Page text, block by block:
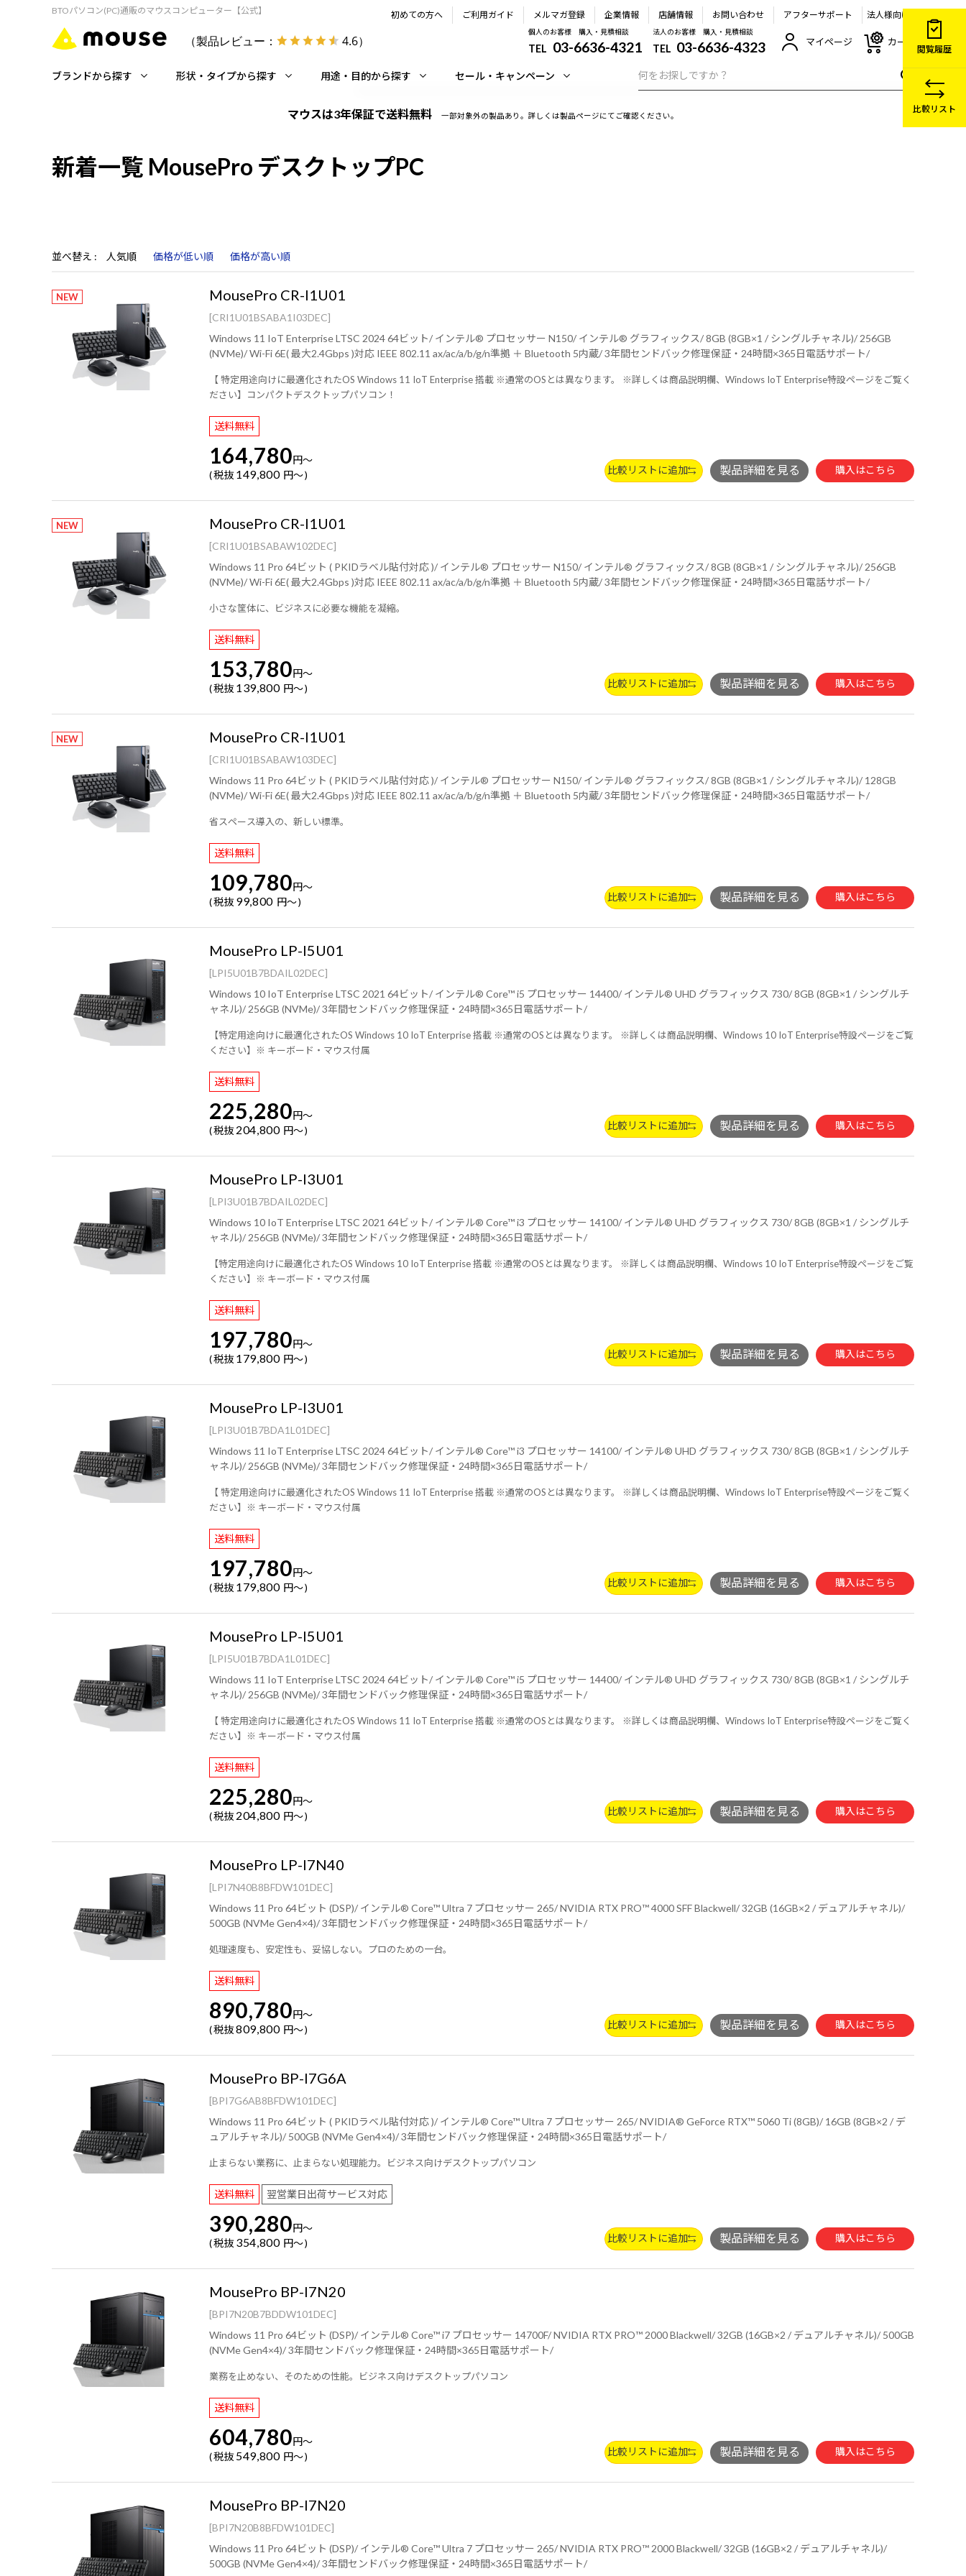
BTOパソコン(PC)通販のマウスコンピューター【公式】
（製品レビュー： 4.6）
初めての方へ ご利用ガイド メルマガ登録 企業情報 店舗情報 お問い合わせ アフターサポート 法人様向け
個人のお客様 購入・見積相談
TEL 03-6636-4321
法人のお客様 購入・見積相談
TEL 03-6636-4323 マイページ カート
ブランドから探す 形状・タイプから探す 用途・目的から探す セール・キャンペーン
マウスは3年保証で送料無料 一部対象外の製品あり。詳しくは製品ページにてご確認ください。
新着一覧 MousePro デスクトップPC
並べ替え 人気順 価格が低い順 価格が高い順
NEW MousePro CR-I1U01
[CRI1U01BSABA1I03DEC]
Windows 11 IoT Enterprise LTSC 2024 64ビット/ インテル® プロセッサー N150/ インテル® グラフィックス/ 8GB (8GB×1 / シングルチャネル)/ 256GB
(NVMe)/ Wi-Fi 6E( 最大2.4Gbps )対応 IEEE 802.11 ax/ac/a/b/g/n準拠 ＋ Bluetooth 5内蔵/ 3年間センドバック修理保証・24時間×365日電話サポート/
【 特定用途向けに最適化されたOS Windows 11 IoT Enterprise 搭載 ※通常のOSとは異なります。 ※詳しくは商品説明欄、Windows IoT Enterprise特設ページをご覧く
ださい】コンパクトデスクトップパソコン！
送料無料
164,780円～
税抜 149,800 円～ 比較リストに追加 購入はこちら
NEW MousePro CR-I1U01
[CRI1U01BSABAW102DEC]
Windows 11 Pro 64ビット ( PKIDラベル貼付対応 )/ インテル® プロセッサー N150/ インテル® グラフィックス/ 8GB (8GB×1 / シングルチャネル)/ 256GB
(NVMe)/ Wi-Fi 6E( 最大2.4Gbps )対応 IEEE 802.11 ax/ac/a/b/g/n準拠 ＋ Bluetooth 5内蔵/ 3年間センドバック修理保証・24時間×365日電話サポート/
小さな筐体に、ビジネスに必要な機能を凝縮。
送料無料
153,780円～
税抜 139,800 円～ 比較リストに追加 購入はこちら
NEW MousePro CR-I1U01
[CRI1U01BSABAW103DEC]
Windows 11 Pro 64ビット ( PKIDラベル貼付対応 )/ インテル® プロセッサー N150/ インテル® グラフィックス/ 8GB (8GB×1 / シングルチャネル)/ 128GB
(NVMe)/ Wi-Fi 6E( 最大2.4Gbps )対応 IEEE 802.11 ax/ac/a/b/g/n準拠 ＋ Bluetooth 5内蔵/ 3年間センドバック修理保証・24時間×365日電話サポート/
省スペース導入の、新しい標準。
送料無料
109,780円～
税抜 99,800 円～ 比較リストに追加 購入はこちら
MousePro LP-I5U01
[LPI5U01B7BDAIL02DEC]
Windows 10 IoT Enterprise LTSC 2021 64ビット/ インテル® Core™ i5 プロセッサー 14400/ インテル® UHD グラフィックス 730/ 8GB (8GB×1 / シングルチ
ャネル)/ 256GB (NVMe)/ 3年間センドバック修理保証・24時間×365日電話サポート/
【特定用途向けに最適化されたOS Windows 10 IoT Enterprise 搭載 ※通常のOSとは異なります。 ※詳しくは商品説明欄、Windows 10 IoT Enterprise特設ページをご覧
ください】※ キーボード・マウス付属
送料無料
225,280円～
税抜 204,800 円～ 比較リストに追加 購入はこちら
MousePro LP-I3U01
[LPI3U01B7BDAIL02DEC]
Windows 10 IoT Enterprise LTSC 2021 64ビット/ インテル® Core™ i3 プロセッサー 14100/ インテル® UHD グラフィックス 730/ 8GB (8GB×1 / シングルチ
ャネル)/ 256GB (NVMe)/ 3年間センドバック修理保証・24時間×365日電話サポート/
【特定用途向けに最適化されたOS Windows 10 IoT Enterprise 搭載 ※通常のOSとは異なります。 ※詳しくは商品説明欄、Windows 10 IoT Enterprise特設ページをご覧
ください】※ キーボード・マウス付属
送料無料
197,780円～
税抜 179,800 円～ 比較リストに追加 購入はこちら
MousePro LP-I3U01
[LPI3U01B7BDA1L01DEC]
Windows 11 IoT Enterprise LTSC 2024 64ビット/ インテル® Core™ i3 プロセッサー 14100/ インテル® UHD グラフィックス 730/ 8GB (8GB×1 / シングルチ
ャネル)/ 256GB (NVMe)/ 3年間センドバック修理保証・24時間×365日電話サポート/
【 特定用途向けに最適化されたOS Windows 11 IoT Enterprise 搭載 ※通常のOSとは異なります。 ※詳しくは商品説明欄、Windows IoT Enterprise特設ページをご覧く
ださい】※ キーボード・マウス付属
送料無料
197,780円～
税抜 179,800 円～ 比較リストに追加 購入はこちら
MousePro LP-I5U01
[LPI5U01B7BDA1L01DEC]
Windows 11 IoT Enterprise LTSC 2024 64ビット/ インテル® Core™ i5 プロセッサー 14400/ インテル® UHD グラフィックス 730/ 8GB (8GB×1 / シングルチ
ャネル)/ 256GB (NVMe)/ 3年間センドバック修理保証・24時間×365日電話サポート/
【 特定用途向けに最適化されたOS Windows 11 IoT Enterprise 搭載 ※通常のOSとは異なります。 ※詳しくは商品説明欄、Windows IoT Enterprise特設ページをご覧く
ださい】※ キーボード・マウス付属
送料無料
225,280円～
税抜 204,800 円～ 比較リストに追加 購入はこちら
MousePro LP-I7N40
[LPI7N40B8BFDW101DEC]
Windows 11 Pro 64ビット (DSP)/ インテル® Core™ Ultra 7 プロセッサー 265/ NVIDIA RTX PRO™ 4000 SFF Blackwell/ 32GB (16GB×2 / デュアルチャネル)/
500GB (NVMe Gen4×4)/ 3年間センドバック修理保証・24時間×365日電話サポート/
処理速度も、安定性も、妥協しない。プロのための一台。
送料無料
890,780円～
税抜809,800 円～ 比較リストに追加 購入はこちら
MousePro BP-I7G6A
[BPI7G6AB8BFDW101DEC]
Windows 11 Pro 64ビット ( PKIDラベル貼付対応 )/ インテル® Core™ Ultra 7 プロセッサー 265/ NVIDIA® GeForce RTX™ 5060 Ti (8GB)/ 16GB (8GB×2 / デ
ュアルチャネル)/ 500GB (NVMe Gen4×4)/ 3年間センドバック修理保証・24時間×365日電話サポート/
止まらない業務に、止まらない処理能力。ビジネス向けデスクトップパソコン
送料無料 翌営業日出荷サービス対応
390,280円～
税抜 354,800 円～ 比較リストに追加 購入はこちら
MousePro BP-I7N20
[BPI7N20B7BDDW101DEC]
Windows 11 Pro 64ビット (DSP)/ インテル® Core™ i7 プロセッサー 14700F/ NVIDIA RTX PRO™ 2000 Blackwell/ 32GB (16GB×2 / デュアルチャネル)/ 500GB
(NVMe Gen4×4)/ 3年間センドバック修理保証・24時間×365日電話サポート/
業務を止めない、そのための性能。ビジネス向けデスクトップパソコン
送料無料
604,780円～
税抜 549,800 円～ 比較リストに追加 購入はこちら
MousePro BP-I7N20
[BPI7N20B8BFDW101DEC]
Windows 11 Pro 64ビット (DSP)/ インテル® Core™ Ultra 7 プロセッサー 265/ NVIDIA RTX PRO™ 2000 Blackwell/ 32GB (16GB×2 / デュアルチャネル)/
500GB (NVMe Gen4×4)/ 3年間センドバック修理保証・24時間×365日電話サポート/
閲覧履歴
比較リスト